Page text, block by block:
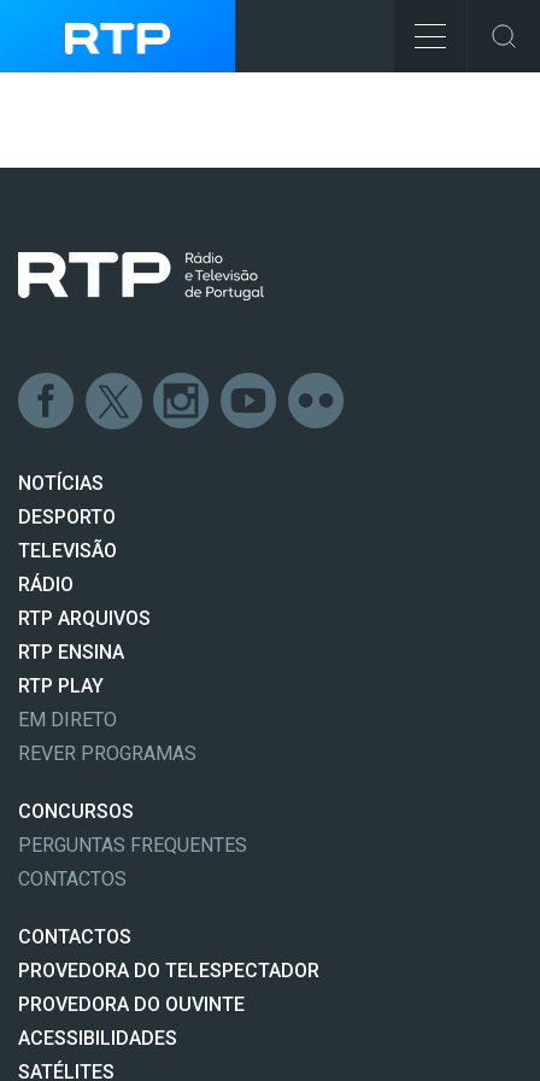
NOTÍCIAS
DESPORTO
TELEVISÃO
RÁDIO
RTP ARQUIVOS
RTP ENSINA
RTP PLAY
EM DIRETO
REVER PROGRAMAS
CONCURSOS
PERGUNTAS FREQUENTES
CONTACTOS
CONTACTOS
PROVEDORA DO TELESPECTADOR
PROVEDORA DO OUVINTE
ACESSIBILIDADES
SATÉLITES